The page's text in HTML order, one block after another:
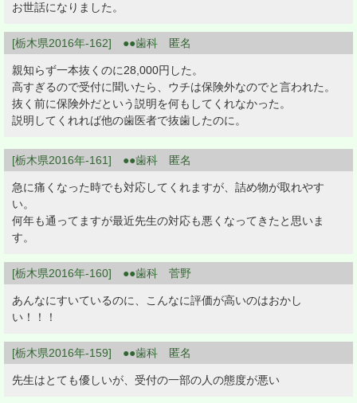
お世話になりました。
[栃木県2016年-162] ●●歯科 匿名
親知らず一本抜くのに28,000円した。
高すぎるので受付に聞いたら、ウチは保険外なのでと言われた。
抜く前に保険外だという説明を何もしてくれなかった。
説明してくれれば他の歯医者で抜歯したのに。
[栃木県2016年-161] ●●歯科 匿名
急に痛くなった時でも対応してくれますが、詰め物が取れやす
い。
何年も通ってますが最近先生の対応も悪くなってきたと思いま
す。
[栃木県2016年-160] ●●歯科 菅野
あんなにすいているのに、こんなに評価が高いのはおかし
い！！！
[栃木県2016年-159] ●●歯科 匿名
先生はとても優しいが、受付の一部の人の態度が悪い